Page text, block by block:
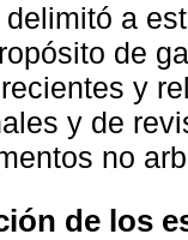
a
de
y
y de
no
de los